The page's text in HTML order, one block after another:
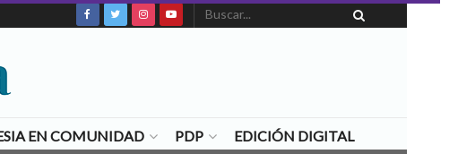
EN COMUNIDAD PDP EDICIÓN DIGITAL